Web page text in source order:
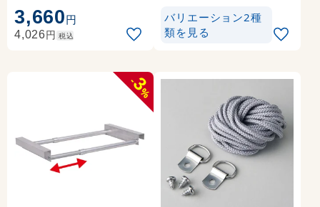
3,660円
4,026円 税込
バリエーション2種
類を見る
-
3
%